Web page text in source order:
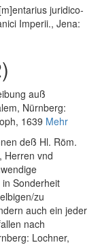
juridico-
Imperii., Jena:
auß
, Nürnberg:
1639 Mehr
deß Hl. Röm.
Herren vnd
Sonderheit
zu
auch ein jeder
nach
Lochner,